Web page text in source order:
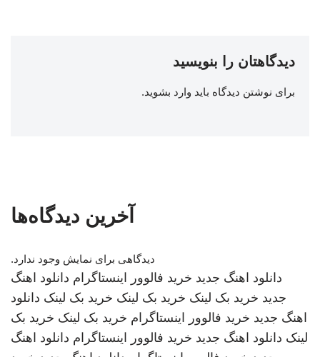
دیدگاهتان را بنویسید
برای نوشتن دیدگاه باید وارد بشوید.
آخرین دیدگاه‌ها
دیدگاهی برای نمایش وجود ندارد.
دانلود اهنگ جدید خرید فالوور اینستاگرام دانلود اهنگ
جدید خرید بک لینک خرید بک لینک خرید بک لینک دانلود
اهنگ جدید خرید فالوور اینستاگرام خرید بک لینک خرید بک
لینک دانلود اهنگ جدید خرید فالوور اینستاگرام دانلود اهنگ